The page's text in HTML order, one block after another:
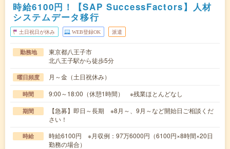
時給6100円！【SAP SuccessFactors】人材
システムデータ移行
土日祝日が休み WEB登録OK 派遣
勤務地
東京都八王子市
北八王子駅から徒歩5分
曜日頻度 月～金（土日祝休み）
時間 9:00～18:00（休憩1時間） ※残業ほとんどなし
期間
【急募】即日～長期 ※8月～、9月～など開始日ご相談くだ
さい！
時給
時給6100円 ※月収例：97万6000円（6100円×8時間×20日
勤務の場合）